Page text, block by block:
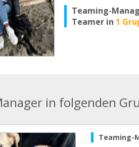
Teaming-
Teamer in 1
in folgenden
Teaming-